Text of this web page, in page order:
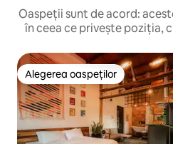
Oaspeții sunt de acord:
în ceea ce privește poziția,
Alegerea oaspeților
Alegerea oaspeților